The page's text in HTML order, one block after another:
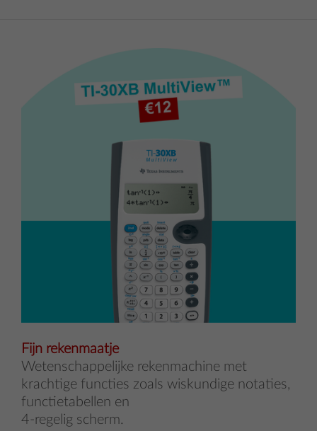
Fijn rekenmaatje
Wetenschappelijke rekenmachine met
krachtige functies zoals wiskundige notaties,
functietabellen en
4-regelig scherm.